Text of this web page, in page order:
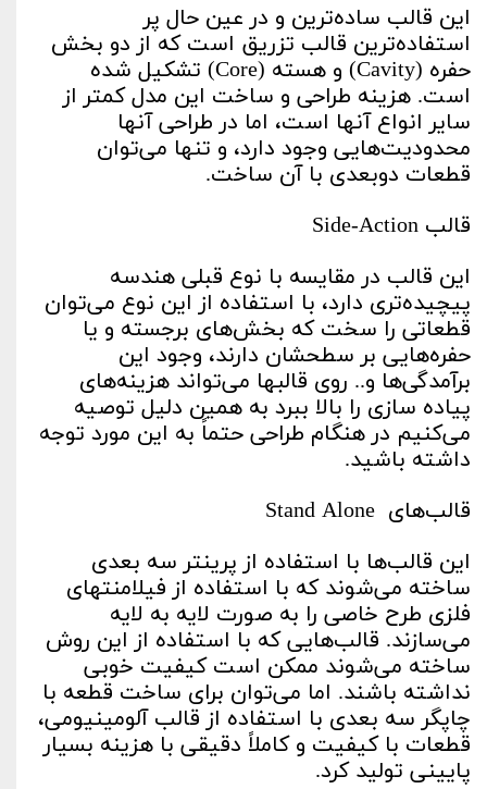
این قالب ساده‌ترین و در عین حال پر
استفاده‌ترین قالب تزریق است که از دو بخش
حفره (Cavity) و هسته (Core) تشکیل شده
است. هزینه طراحی و ساخت این مدل کمتر از
سایر انواع آنها است، اما در طراحی آنها
محدودیت‌هایی وجود دارد، و تنها می‌توان
قطعات دوبعدی با آن ساخت.
قالب Side-Action
این قالب در مقایسه با نوع قبلی هندسه
پیچیده‌تری دارد، با استفاده از این نوع می‌توان
قطعاتی را سخت که بخش‌های برجسته و یا
حفره‌هایی بر سطحشان دارند، وجود این
برآمدگی‌ها و.. روی قالبها می‌تواند هزینه‌های
پیاده سازی را بالا ببرد به همین دلیل توصیه
می‌کنیم در هنگام طراحی حتماً به این مورد توجه
داشته باشید.
قالب‌های Stand Alone
این قالب‌ها با استفاده از پرینتر سه بعدی
ساخته می‌شوند که با استفاده از فیلامنتهای
فلزی طرح خاصی را به صورت لایه به لایه
می‌سازند. قالب‌هایی که با استفاده از این روش
ساخته می‌شوند ممکن است کیفیت خوبی
نداشته باشند. اما می‌توان برای ساخت قطعه با
چاپگر سه بعدی با استفاده از قالب آلومینیومی،
قطعات با کیفیت و کاملاً دقیقی با هزینه بسیار
پایینی تولید کرد.